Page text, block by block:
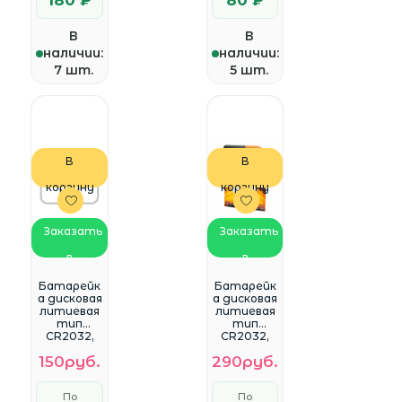
В
наличии:
7 шт.
В
наличии:
5 шт.
В
корзину
Заказать
в
WhatsApp
Батарейк
а дисковая
литиевая
тип
CR2032,
(4шт в
блистере)
, 23702-
CR2032-E4
150руб.
По
В
корзину
Заказать
в
WhatsApp
Батарейк
а дисковая
литиевая
тип
CR2032,
(1шт в
блистере)
290руб.
По